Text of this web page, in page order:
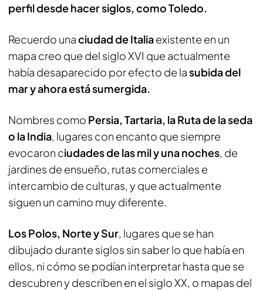
perfil desde hacer siglos, como Toledo.
Recuerdo unaciudad de Italiaexistente en un
mapa creo que del siglo XVI que actualmente
había desaparecido por efecto de lasubida del
mar y ahora está sumergida.
Nombres como Persia, Tartaria, la Ruta de la seda
o la India, lugares con encanto que siempre
evocaron ciudades de las mil y una noches, de
jardines de ensueño, rutas comerciales e
intercambio de culturas, y que actualmente
siguen un camino muy diferente.
Los Polos, Norte y Sur, lugares que se han
dibujado durante siglos sin saber lo que había en
ellos, ni cómo se podían interpretar hasta que se
descubren y describen en el siglo XX, o mapas del